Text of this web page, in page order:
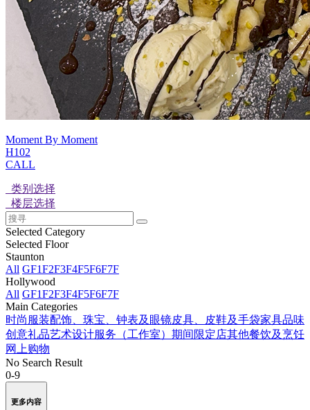
Moment By Moment
H102
CALL
类别选择
楼层选择
Selected Category
Selected Floor
Staunton
All GF1F2F3F4F5F6F7F
Hollywood
All GF1F2F3F4F5F6F7F
Main Categories
时尚服装配饰、珠宝、钟表及眼镜皮具、皮鞋及手袋家具品味
创意礼品艺术设计服务（工作室） 期间限定店其他餐饮及烹饪
网上购物
No Search Result
0-9
更多内容